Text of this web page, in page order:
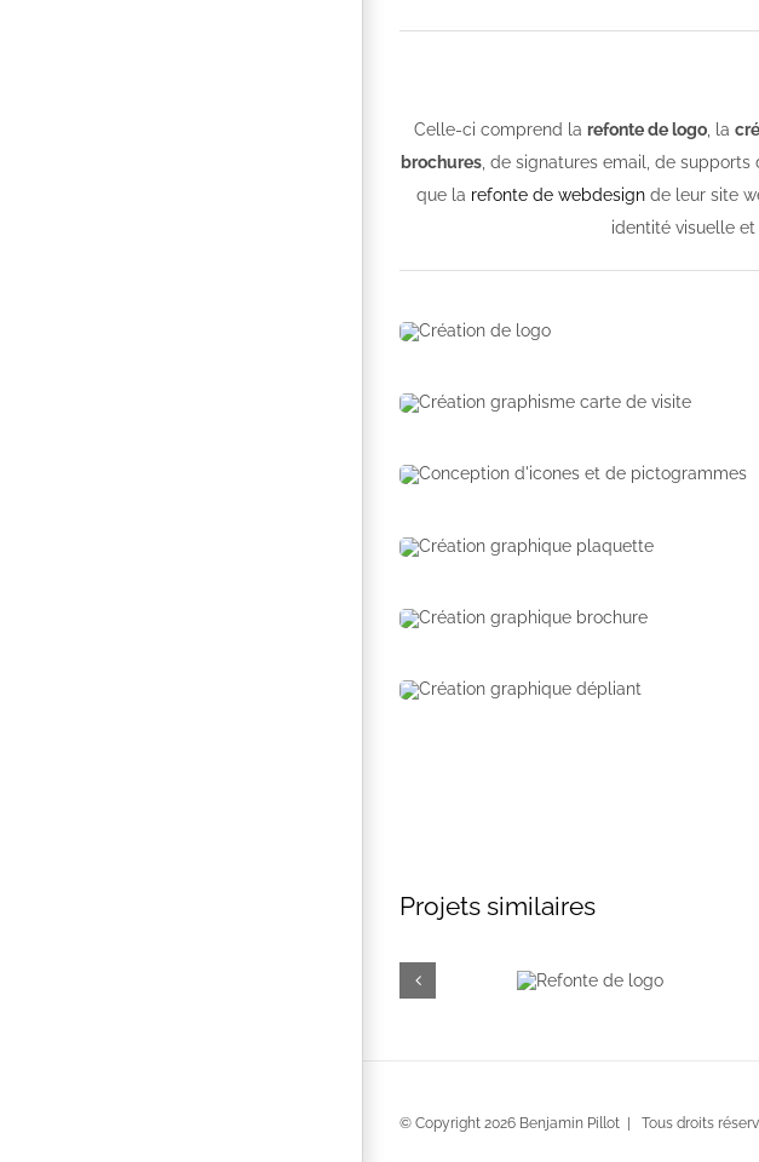
Celle-ci comprend la refonte de logo, la
brochures, de signatures email, de
que la refonte de webdesignde leur site
identité visuelle
Projets similaires
© Copyright 2026 Benjamin Pillot | Tous droits